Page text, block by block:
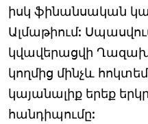
իսկ ֆինանսական
Ալմաթիում:
կվավերացվի
կողմից մինչև
կայանալիք երեք
հանդիպումը: